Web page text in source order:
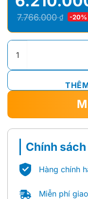
7.766.000₫
Giá
là:
7.766.000 ₫.
Giá
tại
là:
6.210.000 ₫.
-20%
Vòi Chậu Nóng Lạnh
Chính
Hàng chính
Miễn phí